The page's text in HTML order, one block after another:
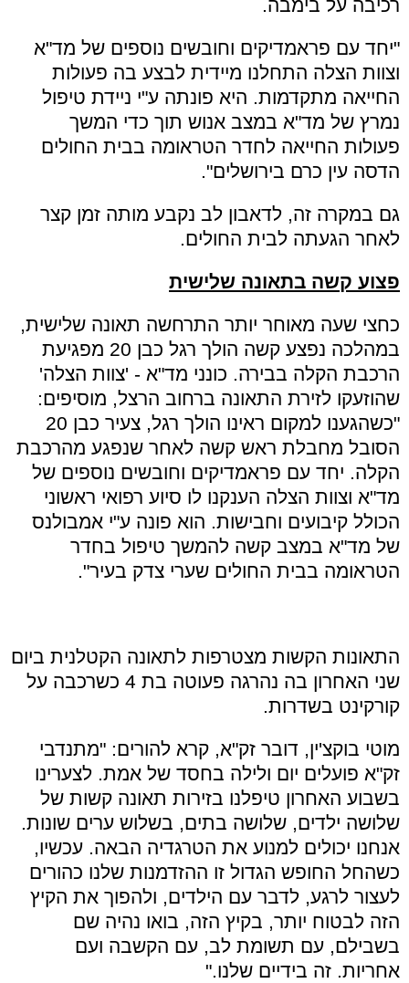
רכיבה על בימבה.
"יחד עם פראמדיקים וחובשים נוספים של מד"א
וצוות הצלה התחלנו מיידית לבצע בה פעולות
החייאה מתקדמות. היא פונתה ע"י ניידת טיפול
נמרץ של מד"א במצב אנוש תוך כדי המשך
פעולות החייאה לחדר הטראומה בבית החולים
הדסה עין כרם בירושלים".
גם במקרה זה, לדאבון לב נקבע מותה זמן קצר
לאחר הגעתה לבית החולים.
פצוע קשה בתאונה שלישית
כחצי שעה מאוחר יותר התרחשה תאונה שלישית,
במהלכה נפצע קשה הולך רגל כבן 20 מפגיעת
הרכבת הקלה בבירה. כונני מד"א - 'צוות הצלה'
שהוזעקו לזירת התאונה ברחוב הרצל, מוסיפים:
"כשהגענו למקום ראינו הולך רגל, צעיר כבן 20
הסובל מחבלת ראש קשה לאחר שנפגע מהרכבת
הקלה. יחד עם פראמדיקים וחובשים נוספים של
מד"א וצוות הצלה הענקנו לו סיוע רפואי ראשוני
הכולל קיבועים וחבישות. הוא פונה ע"י אמבולנס
של מד"א במצב קשה להמשך טיפול בחדר
הטראומה בבית החולים שערי צדק בעיר".
התאונות הקשות מצטרפות לתאונה הקטלנית ביום
שני האחרון בה נהרגה פעוטה בת 4 כשרכבה על
קורקינט בשדרות.
מוטי בוקצ'ין, דובר זק"א, קרא להורים: "מתנדבי
זק"א פועלים יום ולילה בחסד של אמת. לצערינו
בשבוע האחרון טיפלנו בזירות תאונה קשות של
שלושה ילדים, שלושה בתים, בשלוש ערים שונות.
אנחנו יכולים למנוע את הטרגדיה הבאה. עכשיו,
כשהחל החופש הגדול זו ההזדמנות שלנו כהורים
לעצור לרגע, לדבר עם הילדים, ולהפוך את הקיץ
הזה לבטוח יותר, בקיץ הזה, בואו נהיה שם
בשבילם, עם תשומת לב, עם הקשבה ועם
אחריות. זה בידיים שלנו."